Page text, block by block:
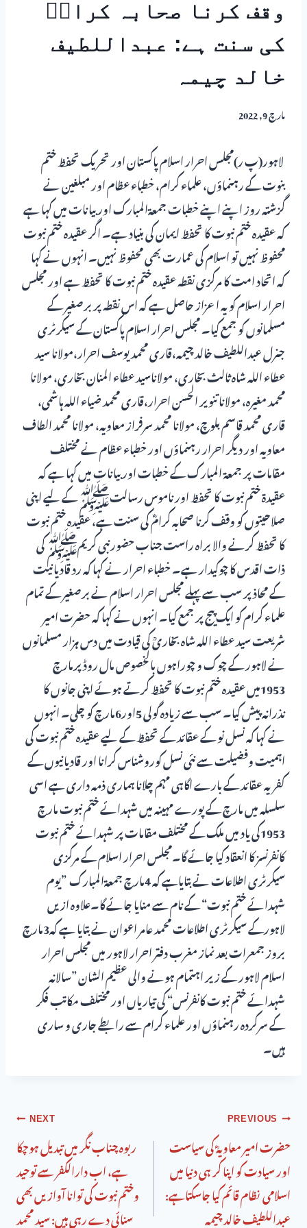
وقف کرنا صحابہ کرامؓ
کی سنت ہے: عبداللطیف
خالد چیمہ
مارچ 9, 2022
لاہور(پ ر)مجلس احرار اسلام پاکستان اور تحریک تحفظ ختم
بنوت کے رہنماؤں، علماء کرام، خطباء عظام اور مبلغین نے
گزشتہ روز اپنے اپنے خطبات جمعۃالمبارک اور بیانات میں کہا ہے
کہ عقیدہ ختم نبوت کا تحفظ ایمان کی بنیاد ہے۔ اگر عقیدہ ختم نبوت
محفوظ نہیں تو اسلام کی عمارت بھی محفوظ نہیں۔ انہوں نے کہا
کہ اتحاد امت کا مرکزی نقطہ عقیدہ ختم نبوت کا تحفظ ہے اور مجلس
احرار اسلام کو یہ اعزاز حاصل ہے کہ اس نقطہ پر برصغیر کے
مسلمانوں کو جمع کیا۔ مجلس احرار اسلام پاکستان کے سیکرٹری
جنرل عبداللطیف خالد چیمہ،قاری محمد یوسف احرار،مولانا سید
عطاء اللہ شاہ ثالث بخاری، مولاناسید عطاء المنان بخاری، مولانا
محمد مغیرہ، مولانا تنویر الحسن احرار،قاری محمد ضیاء اللہ ہاشمی،
قاری محمد قاسم بلوچ، مولانا محمد سرفراز معاویہ، مولانا محمد الطاف
معاویہ اور دیگر احرار رہنماؤں اور خطباء عظام نے مختلف
مقامات پر جمعۃ المبارک کے خطبات اور بیانات میں کہا ہے کہ
عقیدۃ ختم نبوت کا تحفظ اور ناموس رسالتﷺ کے لیے اپنی
صلاحیتوں کو وقف کرنا صحابہ کرامؓ کی سنت ہے، عقیدہ ختم نبوت
کا تحفظ کرنے والا براہ راست جناب حضورنبی کریمﷺ کی
ذات اقدس کا چوکیدار ہے۔ خطباء احرار نے کہا کہ رد قادیانیت
کے محاذپر سب سے پہلے مجلس احرار اسلام نے برصغیر کے تمام
علماء کرام کو ایک پیج پر جمع کیا۔ انہوں نے کہا کہ حضرت امیر
شریعت سید عطاء اللہ شاہ بخاریؒ کی قیادت میں دس ہزار مسلمانوں
نے لاہور کے چوک و چوراہوں بالخصوص مال روڈ پرمارچ
1953میں عقیدہ ختم نبوت کا تحفظ کرتے ہوئے اپنی جانوں کا
نذرانہ پیش کیا۔ سب سے زیادہ گولی 5اور6مارچ کو چلی۔ انہوں
نے کہا کہ نسل نو کے عقائد کے تحفظ کے لیے عقیدہ ختم نبوت کی
اہمیت وفضیلت سے نئی نسل کوروشناس کرانا اور قادیانیوں کے
کفریہ عقائد کے بارے اگاہی مہم چلانا ہماری ذمہ داری ہے اسی
سلسلہ میں مارچ کے پورے مہینہ میں شہدائے ختم نبوت مارچ
1953کی یاد میں ملک کے مختلف مقامات پر شہدائے ختم نبوت
کانفرنسز کا انعقاد کیا جائے گا۔مجلس احرار اسلام کے مرکزی
سیکرٹری اطلاعات نے بتایاہے کہ 4مارچ جمعۃالمبارک ”یوم
شہدائے ختم نبوت“ کے نام سے منایا جائے گا۔علاوہ ازیں
لاہورکے سیکرٹری اطلاعات محمد عامر اعوان نے بتایا ہے کہ3مارچ
بروز جمعرات بعد نماز مغرب دفتر احرار لاہور میں مجلس احرار
اسلام لاہور کے زیر اہتمام ہونے والی عظیم الشان ”سالانہ
شہدائے ختم نبوت کانفرنس“ کی تیاریاں اور مختلف مکاتب فکر
کے سرکردہ رہنماؤں اور علماء کرام سے رابطے جاری و ساری
ہیں۔
PREVIOUS
حضرت امیر معاویہؓ کی سیاست
اور سیادت کو اپنا کر ہی دنیا میں
اسلامی نظام قائم کیا جاسکتاہے:
عبداللطیف خالد چیمہ
NEXT
ربوہ چناب نگر میں تبدیل ہوچکا
ہے، اب دارالکفر سے توحید
وختم نبوت کی توانا آوازیں بھی
سنائی دے رہی ہیں: سید محمد